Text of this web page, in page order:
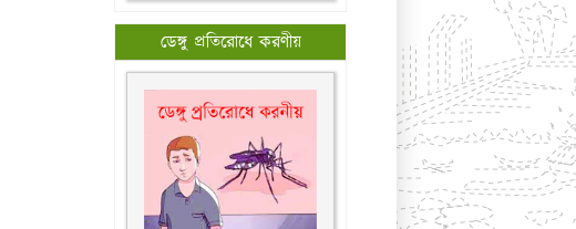
ডেঙ্গু প্রতিরোধে করণীয়